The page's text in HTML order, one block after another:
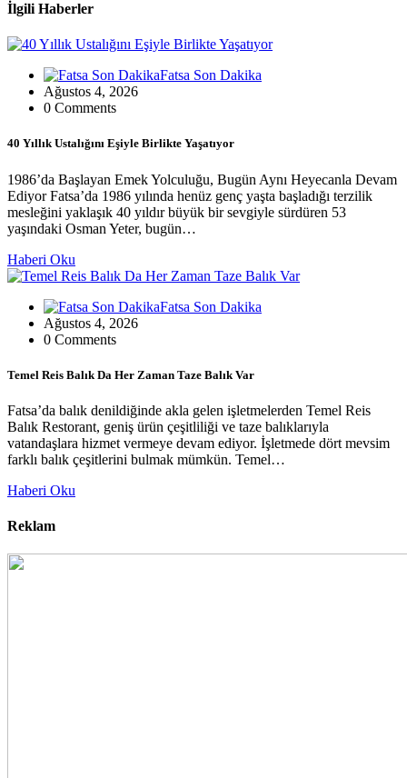
İlgili Haberler
Fatsa Son Dakika
Ağustos 4, 2026
0 Comments
40 Yıllık Ustalığını Eşiyle Birlikte Yaşatıyor
1986’da Başlayan Emek Yolculuğu, Bugün Aynı Heyecanla Devam
Ediyor Fatsa’da 1986 yılında henüz genç yaşta başladığı terzilik
mesleğini yaklaşık 40 yıldır büyük bir sevgiyle sürdüren 53
yaşındaki Osman Yeter, bugün…
Haberi Oku
Fatsa Son Dakika
Ağustos 4, 2026
0 Comments
Temel Reis Balık Da Her Zaman Taze Balık Var
Fatsa’da balık denildiğinde akla gelen işletmelerden Temel Reis
Balık Restorant, geniş ürün çeşitliliği ve taze balıklarıyla
vatandaşlara hizmet vermeye devam ediyor. İşletmede dört mevsim
farklı balık çeşitlerini bulmak mümkün. Temel…
Haberi Oku
Reklam